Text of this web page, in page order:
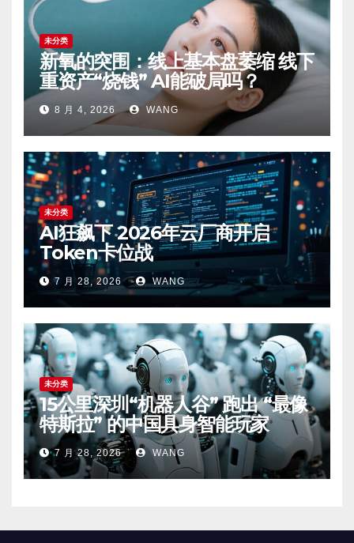
未分类
新氧的突围：线上基本盘萎缩 线下
重资产“烧钱” AI能破局吗？
8 月 4, 2026 WANG
未分类
AI狂飙下 2026年云厂商开启
Token卡位战
7 月 28, 2026 WANG
未分类
15公里深圳“机器人谷” 跑出 “最像
特斯拉” 的中国具身智能玩家
7 月 28, 2026 WANG